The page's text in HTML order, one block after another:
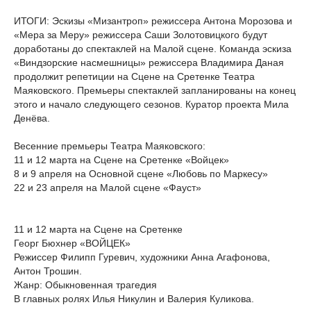
ИТОГИ: Эскизы «Мизантроп» режиссера Антона Морозова и
«Мера за Меру» режиссера Саши Золотовицкого будут
доработаны до спектаклей на Малой сцене. Команда эскиза
«Виндзорские насмешницы» режиссера Владимира Даная
продолжит репетиции на Сцене на Сретенке Театра
Маяковского. Премьеры спектаклей запланированы на конец
этого и начало следующего сезонов. Куратор проекта Мила
Денёва.
Весенние премьеры Театра Маяковского:
11 и 12 марта на Сцене на Сретенке «Войцек»
8 и 9 апреля на Основной сцене «Любовь по Маркесу»
22 и 23 апреля на Малой сцене «Фауст»
11 и 12 марта на Сцене на Сретенке
Георг Бюхнер «ВОЙЦЕК»
Режиссер Филипп Гуревич, художники Анна Агафонова,
Антон Трошин.
Жанр: Обыкновенная трагедия
В главных ролях Илья Никулин и Валерия Куликова.